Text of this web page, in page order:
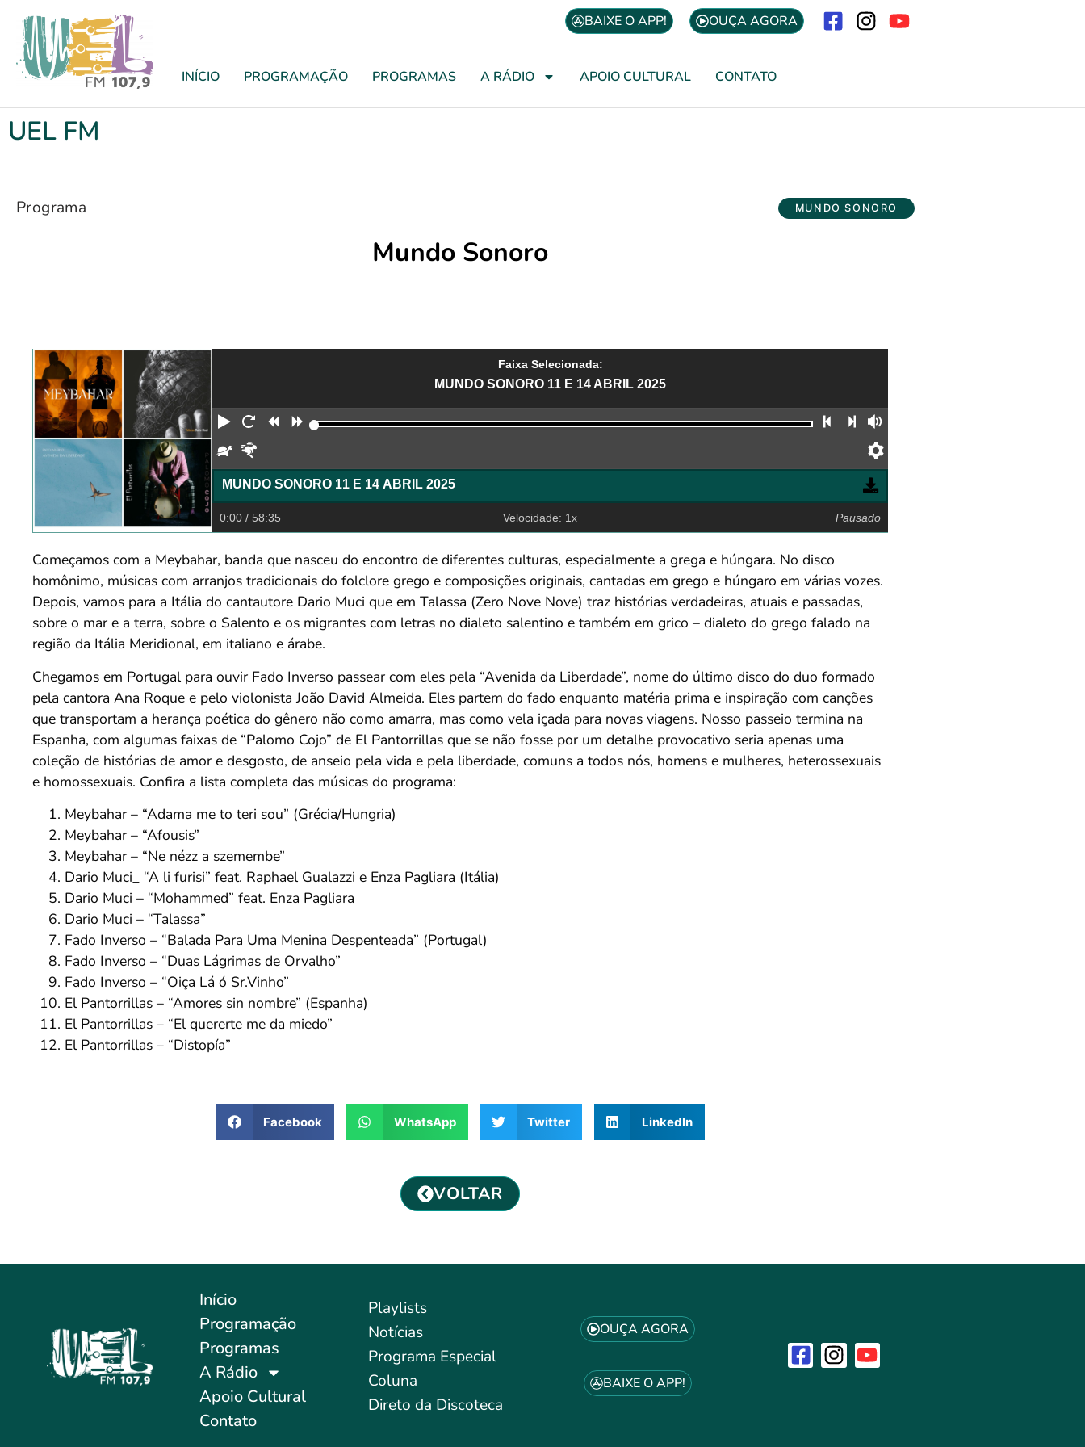
BAIXE O APP! OUÇA AGORA
INÍCIO PROGRAMAÇÃO PROGRAMAS A RÁDIO APOIO CULTURAL CONTATO
UEL FM
Programa MUNDO SONORO
Mundo Sonoro
Faixa Selecionada:
MUNDO SONORO 11 E 14 ABRIL 2025
Reproduzir
Reiniciar
Retroceder
Avançar Faixa anterior
Próxima faixa
Devagar
Preferências
MUNDO SONORO 11 E 14 ABRIL 2025
0:00 / 58:35 Velocidade: 1x Pausado
Começamos com a Meybahar, banda que nasceu do encontro de diferentes culturas, especialmente a grega e húngara. No disco
homônimo, músicas com arranjos tradicionais do folclore grego e composições originais, cantadas em grego e húngaro em várias vozes.
Depois, vamos para a Itália do cantautore Dario Muci que em Talassa (Zero Nove Nove) traz histórias verdadeiras, atuais e passadas,
sobre o mar e a terra, sobre o Salento e os migrantes com letras no dialeto salentino e também em grico – dialeto do grego falado na
região da Itália Meridional, em italiano e árabe.
Chegamos em Portugal para ouvir Fado Inverso passear com eles pela “Avenida da Liberdade”, nome do último disco do duo formado
pela cantora Ana Roque e pelo violonista João David Almeida. Eles partem do fado enquanto matéria prima e inspiração com canções
que transportam a herança poética do gênero não como amarra, mas como vela içada para novas viagens. Nosso passeio termina na
Espanha, com algumas faixas de “Palomo Cojo” de El Pantorrillas que se não fosse por um detalhe provocativo seria apenas uma
coleção de histórias de amor e desgosto, de anseio pela vida e pela liberdade, comuns a todos nós, homens e mulheres, heterossexuais
e homossexuais. Confira a lista completa das músicas do programa:
Meybahar – “Adama me to teri sou” (Grécia/Hungria)
Meybahar – “Afousis”
Meybahar – “Ne nézz a szemembe”
Dario Muci_ “A li furisi” feat. Raphael Gualazzi e Enza Pagliara (Itália)
Dario Muci – “Mohammed” feat. Enza Pagliara
Dario Muci – “Talassa”
Fado Inverso – “Balada Para Uma Menina Despenteada” (Portugal)
Fado Inverso – “Duas Lágrimas de Orvalho”
Fado Inverso – “Oiça Lá ó Sr.Vinho”
El Pantorrillas – “Amores sin nombre” (Espanha)
El Pantorrillas – “El quererte me da miedo”
El Pantorrillas – “Distopía”
Facebook WhatsApp Twitter LinkedIn
VOLTAR
Início
Programação
Programas
A Rádio
Apoio Cultural
Contato
Playlists
Notícias
Programa Especial
Coluna
Direto da Discoteca
OUÇA AGORA
BAIXE O APP!